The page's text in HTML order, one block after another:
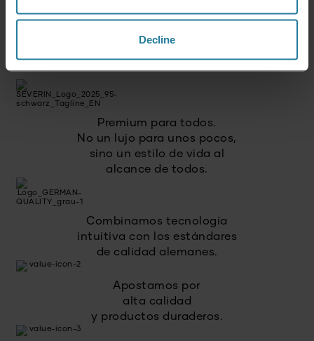
Decline
Esto es lo que representamos.
Premium para todos.
No un lujo para unos pocos,
sino un estilo de vida al
alcance de todos.
Combinamos tecnología
intuitiva con los estándares
de calidad alemanes.
Apostamos por
alta calidad
y productos duraderos.